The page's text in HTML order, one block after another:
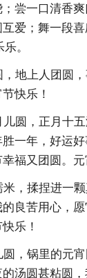
尝一口清香
爱；舞一段
。
地上人团圆
快乐！
圆，正月十
一年，好运
福又团圆。元
，揉捏进一
良苦用心，
乐！
，锅里的元
汤圆甚粘圆，